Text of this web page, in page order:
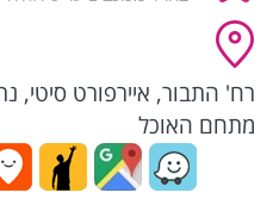
רח' התבור, איירפורט סיטי,
מתחם האוכל